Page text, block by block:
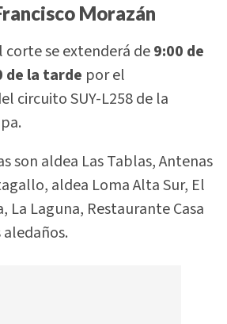
Morazán
corte se extenderá de9:00 de
de la tarde por el
circuito SUY-L258 de la
son aldea Las Tablas, Antenas
aldea Loma Alta Sur, El
La Laguna, Restaurante Casa